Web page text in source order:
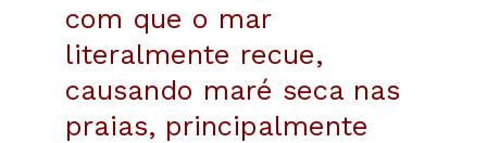
com que o mar
literalmente recue,
causando maré seca nas
praias, principalmente